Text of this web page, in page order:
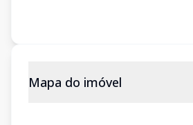
Mapa do imóvel